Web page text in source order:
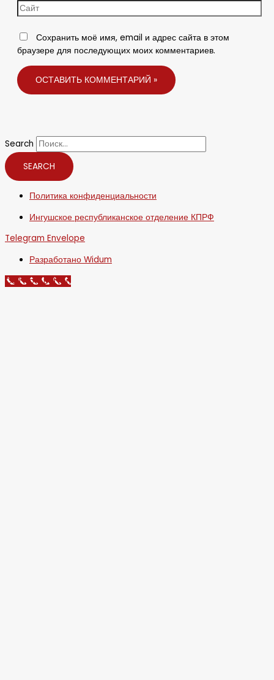
Сохранить моё имя, email и адрес сайта в этом
браузере для последующих моих комментариев.
Search
SEARCH
Политика конфиденциальности
Ингушское республиканское отделение КПРФ
Telegram Envelope
Разработано Widum
Call Now Button